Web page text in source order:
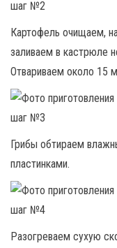
Картофель очищаем,
заливаем в кастрюле
Отвариваем около 15
Грибы обтираем
пластинками.
Разогреваем сухую